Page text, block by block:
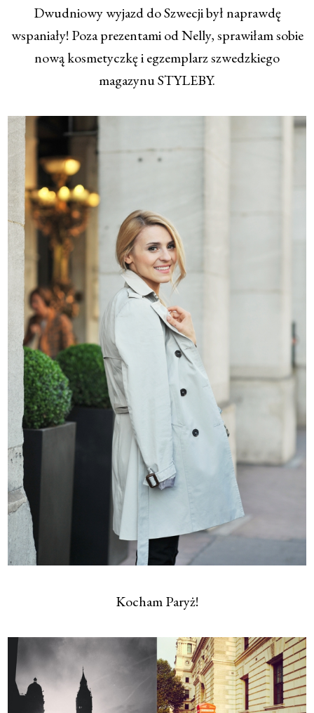
Dwudniowy wyjazd do Szwecji był naprawdę
wspaniały! Poza prezentami od Nelly, sprawiłam sobie
nową kosmetyczkę i egzemplarz szwedzkiego
magazynu STYLEBY.
Kocham Paryż!